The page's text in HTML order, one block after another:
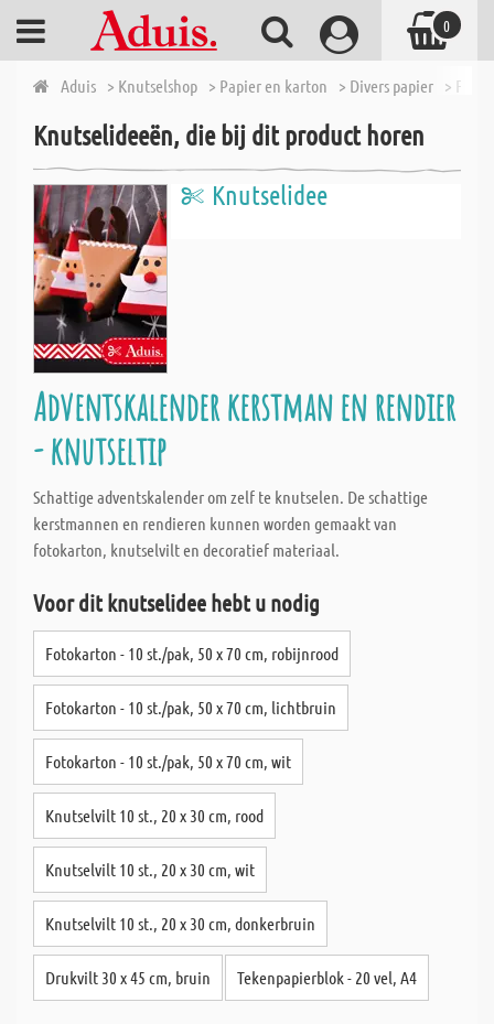
Aduis > Knutselshop > Papier en karton > Divers papier >
Knutselideeën, die bij dit product horen
Knutselidee
Adventskalender kerstman en rendier
- knutseltip
Schattige adventskalender om zelf te knutselen. De schattige
kerstmannen en rendieren kunnen worden gemaakt van
fotokarton, knutselvilt en decoratief materiaal.
Voor dit knutselidee hebt u nodig
Fotokarton - 10 st./pak, 50 x 70 cm, robijnrood
Fotokarton - 10 st./pak, 50 x 70 cm, lichtbruin
Fotokarton - 10 st./pak, 50 x 70 cm, wit
Knutselvilt 10 st., 20 x 30 cm, rood
Knutselvilt 10 st., 20 x 30 cm, wit
Knutselvilt 10 st., 20 x 30 cm, donkerbruin
Drukvilt 30 x 45 cm, bruin Tekenpapierblok - 20 vel, A4
0